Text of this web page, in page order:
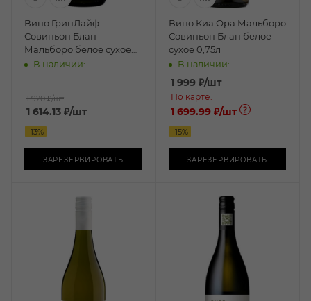
Вино ГринЛайф
Совиньон Блан
Мальборо белое сухое
0,75л
В наличии:
1 920 ₽/шт
1 614.13 ₽/шт
-13%
ЗАРЕЗЕРВИРОВАТЬ
Вино Киа Ора Мальборо
Совиньон Блан белое
сухое 0,75л
В наличии:
1 999₽/шт
По карте:
1 699.99 ₽/шт
-15%
ЗАРЕЗЕРВИРОВАТЬ